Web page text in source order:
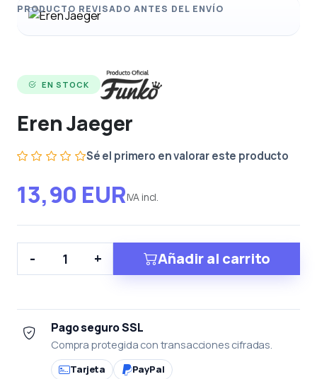
EN STOCK
Eren Jaeger
Sé el primero en valorar este producto
13,90 EURIVA incl.
- + Añadir al carrito
Pago seguro SSL
Compra protegida con transacciones cifradas.
Tarjeta PayPal